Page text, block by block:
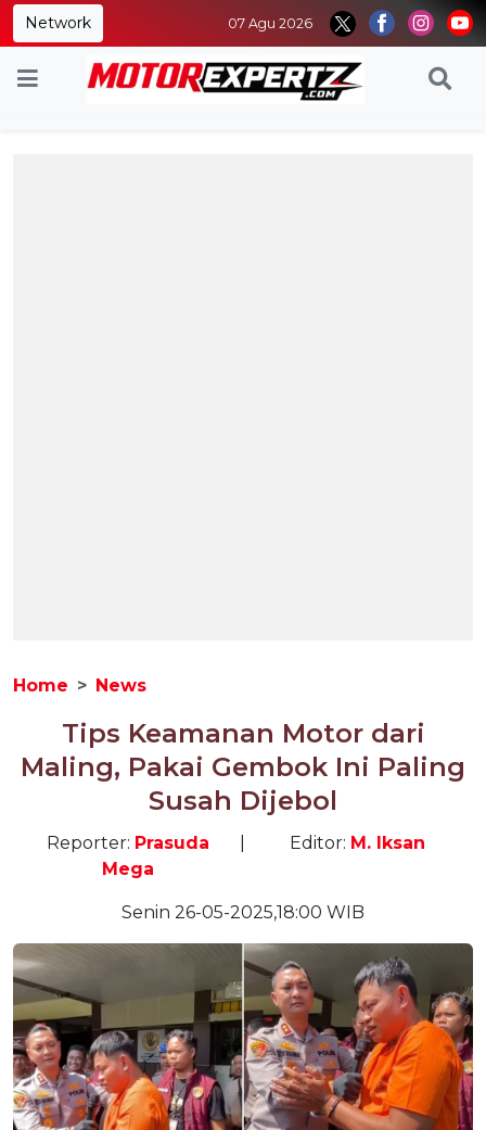
Network 07 Agu 2026
Home News
Tips Keamanan Motor dari
Maling, Pakai Gembok Ini Paling
Susah Dijebol
Reporter: Prasuda
Mega
Editor: M. Iksan
Senin 26-05-2025,18:00 WIB